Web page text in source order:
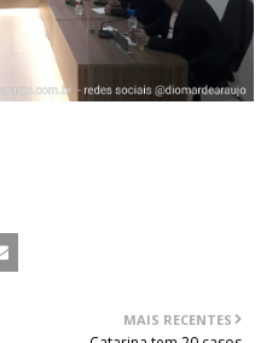
MAIS RECENTES